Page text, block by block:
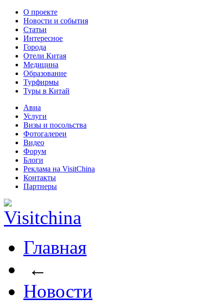
О проекте
Новости и события
Статьи
Интересное
Города
Отели Китая
Медицина
Образование
Турфирмы
Туры в Китай
Авиа
Услуги
Визы и посольства
Фотогалереи
Видео
Форум
Блоги
Реклама на VisitChina
Контакты
Партнеры
Главная
←
Новости